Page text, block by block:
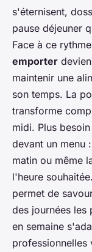
s'éternisent,
pause déjeuner
Face à ce
emporter
maintenir une
son temps. La
transforme
midi. Plus
devant un menu
matin ou même
l'heure
permet de
des journées les
en semaine
professionnelles